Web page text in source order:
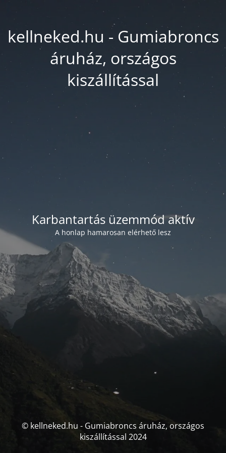
kellneked.hu - Gumiabroncs
áruház, országos
kiszállítással
Karbantartás üzemmód aktív
A honlap hamarosan elérhető lesz
© kellneked.hu - Gumiabroncs áruház, országos
kiszállítással 2024